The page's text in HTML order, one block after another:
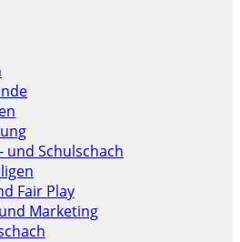
und Schulschach
Fair Play
Marketing